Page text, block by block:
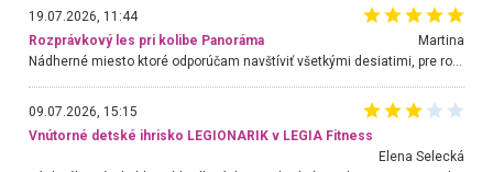
19.07.2026, 11:44
Rozprávkový les pri kolibe Panoráma
Martina
Nádherné miesto ktoré odporúčam navštíviť všetkými desiatimi, pre rodiny s deťmi, dôchodcom... Proste a jednoducho ozaj rozprávkový les.. určite ešte prídeme. Odniesli sme si na pamiatku krásne tričká,
09.07.2026, 15:15
Vnútorné detské ihrisko LEGIONARIK v LEGIA Fitness
Elena Selecká